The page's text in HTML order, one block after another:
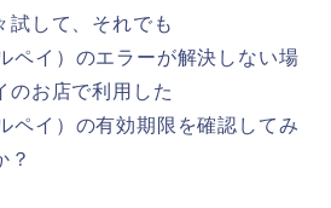
試して、それでも
ペイ）のエラーが解決しない場
のお店で利用した
ペイ）の有効期限を確認してみ
？